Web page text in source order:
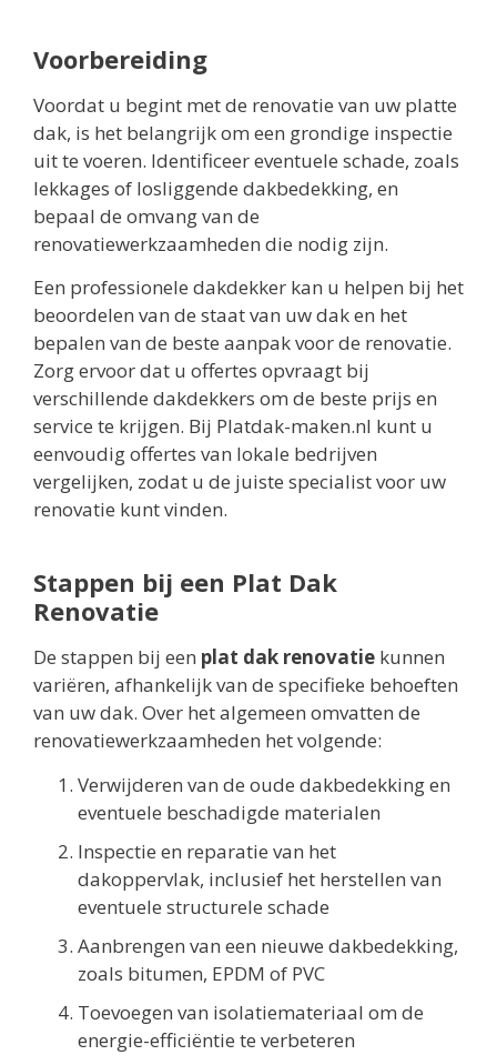
Voorbereiding
Voordat u begint met de renovatie van uw platte
dak, is het belangrijk om een grondige inspectie
uit te voeren. Identificeer eventuele schade, zoals
lekkages of losliggende dakbedekking, en
bepaal de omvang van de
renovatiewerkzaamheden die nodig zijn.
Een professionele dakdekker kan u helpen bij het
beoordelen van de staat van uw dak en het
bepalen van de beste aanpak voor de renovatie.
Zorg ervoor dat u offertes opvraagt bij
verschillende dakdekkers om de beste prijs en
service te krijgen. Bij Platdak-maken.nl kunt u
eenvoudig offertes van lokale bedrijven
vergelijken, zodat u de juiste specialist voor uw
renovatie kunt vinden.
Stappen bij een Plat Dak
Renovatie
De stappen bij een plat dak renovatie kunnen
variëren, afhankelijk van de specifieke behoeften
van uw dak. Over het algemeen omvatten de
renovatiewerkzaamheden het volgende:
Verwijderen van de oude dakbedekking en
eventuele beschadigde materialen
Inspectie en reparatie van het
dakoppervlak, inclusief het herstellen van
eventuele structurele schade
Aanbrengen van een nieuwe dakbedekking,
zoals bitumen, EPDM of PVC
Toevoegen van isolatiemateriaal om de
energie-efficiëntie te verbeteren